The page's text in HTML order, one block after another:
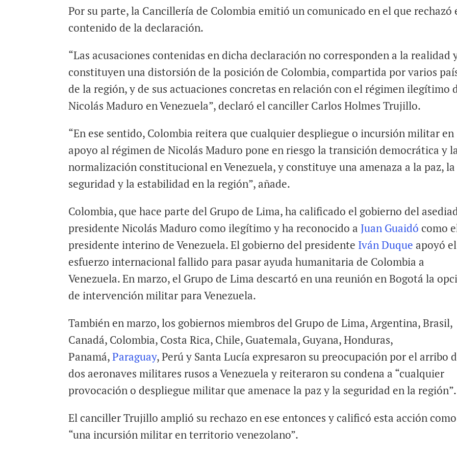
Por su parte, la Cancillería de Colombia emitió un comunicado en el que rechazó
contenido de la declaración.
“Las acusaciones contenidas en dicha declaración no corresponden a la realidad
constituyen una distorsión de la posición de Colombia, compartida por varios
de la región, y de sus actuaciones concretas en relación con el régimen ilegítimo
Nicolás Maduro en Venezuela”, declaró el canciller Carlos Holmes Trujillo.
“En ese sentido, Colombia reitera que cualquier despliegue o incursión militar en
apoyo al régimen de Nicolás Maduro pone en riesgo la transición democrática y
normalización constitucional en Venezuela, y constituye una amenaza a la paz, la
seguridad y la estabilidad en la región”, añade.
Colombia, que hace parte del Grupo de Lima, ha calificado el gobierno del
presidente Nicolás Maduro como ilegítimo y ha reconocido aJuan Guaidó como
presidente interino de Venezuela. El gobierno del presidente Iván Duque apoyó el
esfuerzo internacional fallido para pasar ayuda humanitaria de Colombia a
Venezuela. En marzo, el Grupo de Lima descartó en una reunión en Bogotá la
de intervención militar para Venezuela.
También en marzo, los gobiernos miembros del Grupo de Lima, Argentina, Brasil,
Canadá, Colombia, Costa Rica, Chile, Guatemala, Guyana, Honduras,
Panamá,Paraguay, Perú y Santa Lucía expresaron su preocupación por el arribo
dos aeronaves militares rusos a Venezuela y reiteraron su condena a “cualquier
provocación o despliegue militar que amenace la paz y la seguridad en la región”.
El canciller Trujillo amplió su rechazo en ese entonces y calificó esta acción como
“una incursión militar en territorio venezolano”.